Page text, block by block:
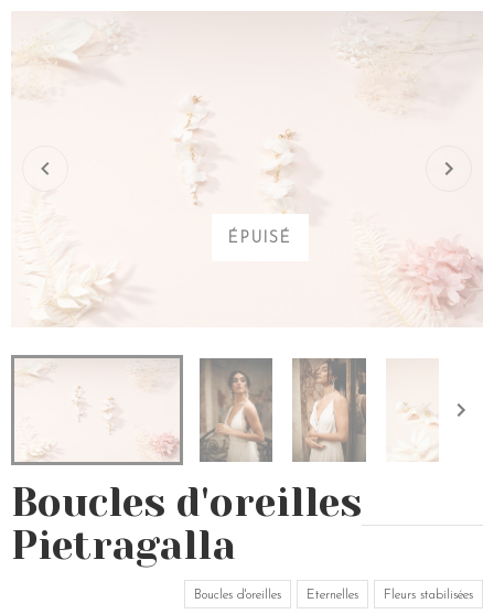
ÉPUISÉ
Boucles d'oreilles
Pietragalla
Boucles d'oreilles Eternelles Fleurs stabilisées